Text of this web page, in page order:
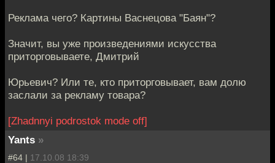
Реклама чего? Картины Васнецова "Баян"?
Значит, вы уже произведениями искусства
приторговываете, Дмитрий
Юрьевич? Или те, кто приторговывает, вам долю
заслали за рекламу товара?
[Zhadnnyi podrostok mode off]
Yants »
#64 | 17.10.08 18:39